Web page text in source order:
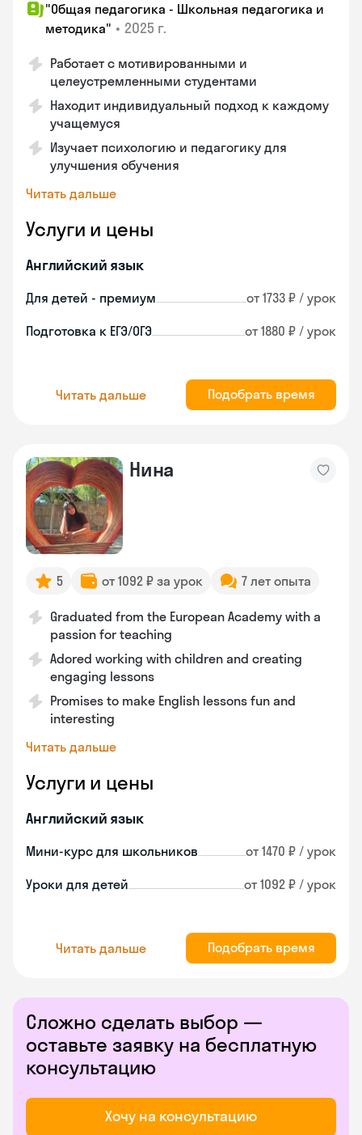
"Общая педагогика - Школьная педагогика и
методика" • 2025 г.
Работает с мотивированными и
целеустремленными студентами
Находит индивидуальный подход к каждому
учащемуся
Изучает психологию и педагогику для
улучшения обучения
Читать дальше
Услуги и цены
Английский язык
Для детей - премиум от 1733 ₽ / урок
Подготовка к ЕГЭ/ОГЭ от 1880 ₽ / урок
Читать дальше Подобрать время
Нина
5 от 1092 ₽ за урок 7 лет опыта
Graduated from the European Academy with a
passion for teaching
Adored working with children and creating
engaging lessons
Promises to make English lessons fun and
interesting
Читать дальше
Услуги и цены
Английский язык
Мини-курс для школьников от 1470 ₽ / урок
Уроки для детей от 1092 ₽ / урок
Читать дальше Подобрать время
Сложно сделать выбор —
оставьте заявку на бесплатную
консультацию
Хочу на консультацию